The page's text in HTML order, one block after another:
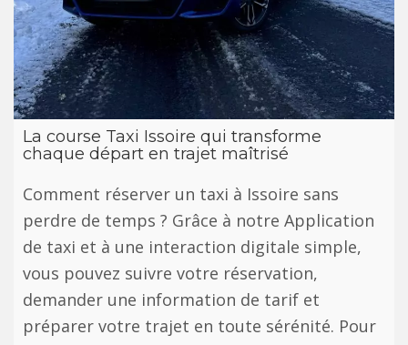
La course Taxi Issoire qui transforme
chaque départ en trajet maîtrisé
Comment réserver un taxi à Issoire sans
perdre de temps ? Grâce à notre Application
de taxi et à une interaction digitale simple,
vous pouvez suivre votre réservation,
demander une information de tarif et
préparer votre trajet en toute sérénité. Pour